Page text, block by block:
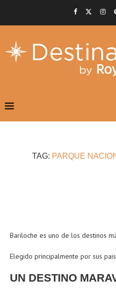
TAG: PARQUE
Bariloche es uno de los destinos
Elegido principalmente por sus
UN DESTINO